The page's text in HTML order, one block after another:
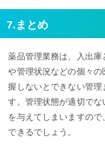
7.まとめ
薬品管理業務は、入出
や管理状況などの個々
握しないとできない管
す。管理状態が適切で
を与えてしまいますの
できるでしょう。